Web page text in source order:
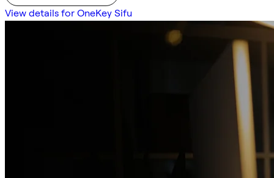
View details for OneKey Sifu